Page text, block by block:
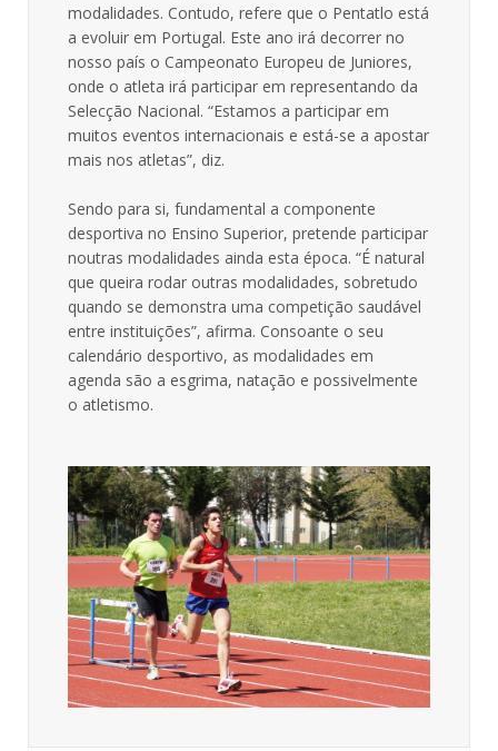
modalidades. Contudo, refere que o Pentatlo está
a evoluir em Portugal. Este ano irá decorrer no
nosso país o Campeonato Europeu de Juniores,
onde o atleta irá participar em representando da
Selecção Nacional. “Estamos a participar em
muitos eventos internacionais e está-se a apostar
mais nos atletas”, diz.
Sendo para si, fundamental a componente
desportiva no Ensino Superior, pretende participar
noutras modalidades ainda esta época. “É natural
que queira rodar outras modalidades, sobretudo
quando se demonstra uma competição saudável
entre instituições”, afirma. Consoante o seu
calendário desportivo, as modalidades em
agenda são a esgrima, natação e possivelmente
o atletismo.